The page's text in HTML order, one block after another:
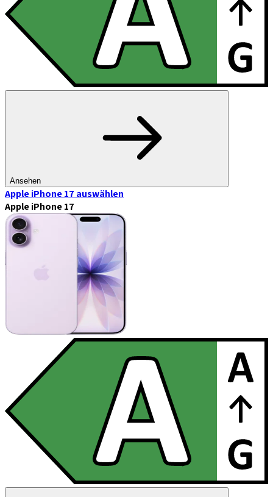
Ansehen
Apple iPhone 17 auswählen
Apple iPhone 17